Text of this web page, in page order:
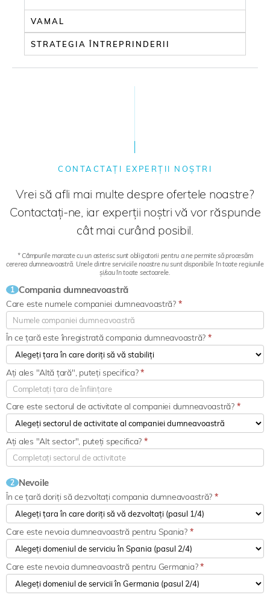
VAMAL
STRATEGIA ÎNTREPRINDERII
CONTACTAȚI EXPERȚII NOȘTRI
Vrei să afli mai multe despre ofertele noastre?
Contactați-ne, iar experții noștri vă vor răspunde
cât mai curând posibil.
* Câmpurile marcate cu un asterisc sunt obligatorii pentru a ne permite să procesăm
cererea dumneavoastră. Unele dintre serviciile noastre nu sunt disponibile în toate regiunile
și/sau în toate sectoarele.
1 Compania dumneavoastră
Care este numele companiei dumneavoastră? *
În ce țară este înregistrată compania dumneavoastră? *
Care este sectorul de activitate al companiei dumneavoastră? *
Ați ales "Altă țară", puteți specifica?*
Ați ales "Alt sector", puteți specifica? *
2 Nevoile
În ce țară doriți să dezvoltați compania dumneavoastră? *
Care este nevoia dumneavoastră pentru Spania? *
Care este nevoia dumneavoastră pentru Germania?*